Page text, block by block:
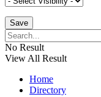
No Result
View All Result
Home
Directory